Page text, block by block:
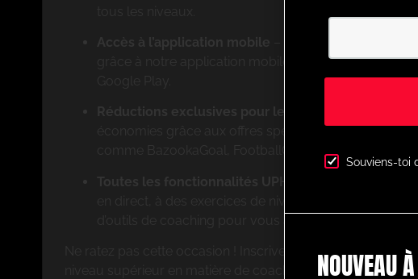
grâce à notre application mobile disponible sur l’App
comme BazookaGoal, FootballCareers et bien d’autres.
Ne ratez pas cette occasion ! Inscrivez-vous dès
niveau supérieur en matière de coaching avec
Souviens-toi
NOUVEAU